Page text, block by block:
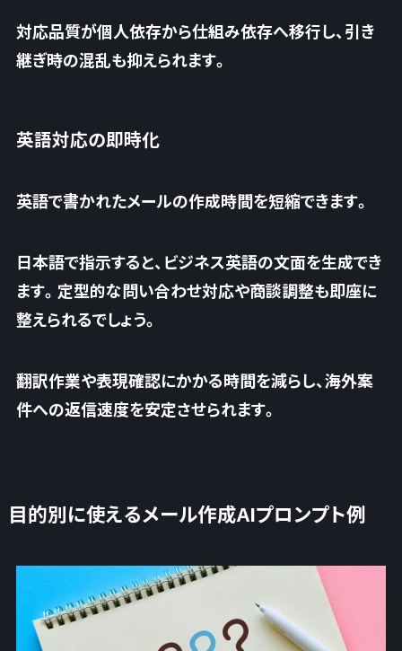
対応品質が個人依存から仕組み依存へ移行し、引き
継ぎ時の混乱も抑えられます。
英語対応の即時化
英語で書かれたメールの作成時間を短縮できます。
日本語で指示すると、ビジネス英語の文面を生成でき
ます。定型的な問い合わせ対応や商談調整も即座に
整えられるでしょう。
翻訳作業や表現確認にかかる時間を減らし、海外案
件への返信速度を安定させられます。
目的別に使えるメール作成AIプロンプト例